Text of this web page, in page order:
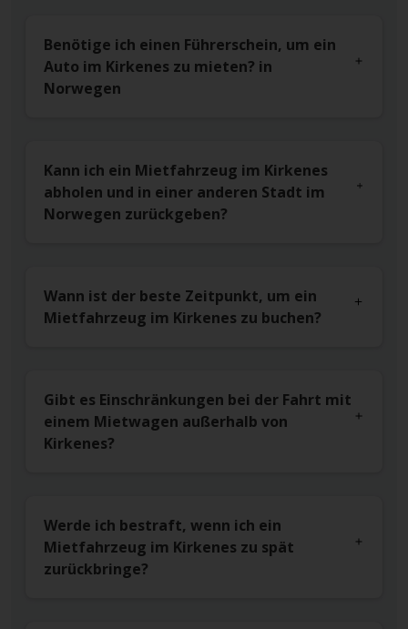
Benötige ich einen Führerschein, um ein
Auto im Kirkenes zu mieten? in
Norwegen
Kann ich ein Mietfahrzeug im Kirkenes
abholen und in einer anderen Stadt im
Norwegen zurückgeben?
Wann ist der beste Zeitpunkt, um ein
Mietfahrzeug im Kirkenes zu buchen?
Gibt es Einschränkungen bei der Fahrt mit
einem Mietwagen außerhalb von
Kirkenes?
Werde ich bestraft, wenn ich ein
Mietfahrzeug im Kirkenes zu spät
zurückbringe?